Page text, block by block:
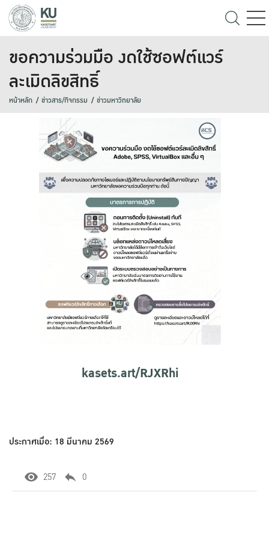
ขอความร่วมมือ งดใช้ซอฟต์แวร์
ละเมิดลิขสิทธิ์
หน้าหลัก ข่าวสาร/กิจกรรม ข่าวมหาวิทยาลัย
kasets.art/RJXRhi
ประกาศเมื่อ: 18 มีนาคม 2569
257 0